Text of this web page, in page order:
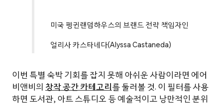
미국 펭귄랜덤하우스의 브랜드 전략 책임자인
얼리사 카스타네다(Alyssa Castaneda)
이번 특별 숙박 기회를 잡지 못해 아쉬운 사람이라면 에어
비앤비의 창작 공간 카테고리 를 둘러볼 것. 이 필터를 사용
하면 도서관, 아트 스튜디오 등 예술적이고 낭만적인 분위